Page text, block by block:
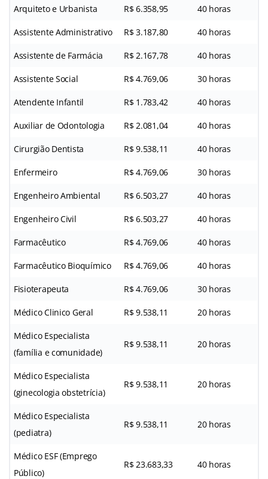
Arquiteto e Urbanista R$ 6.358,95 40 horas
Assistente Administrativo R$ 3.187,80 40 horas
Assistente de Farmácia R$ 2.167,78 40 horas
Assistente Social R$ 4.769,06 30 horas
Atendente Infantil R$ 1.783,42 40 horas
Auxiliar de Odontologia R$ 2.081,04 40 horas
Cirurgião Dentista R$ 9.538,11 40 horas
Enfermeiro R$ 4.769,06 30 horas
Engenheiro Ambiental R$ 6.503,27 40 horas
Engenheiro Civil R$ 6.503,27 40 horas
Farmacêutico R$ 4.769,06 40 horas
Farmacêutico Bioquímico R$ 4.769,06 40 horas
Fisioterapeuta R$ 4.769,06 30 horas
Médico Clinico Geral R$ 9.538,11 20 horas
Médico Especialista
(família e comunidade)
R$ 9.538,11 20 horas
Médico Especialista
(ginecologia obstetrícia)
R$ 9.538,11 20 horas
Médico Especialista
(pediatra)
R$ 9.538,11 20 horas
Médico ESF (Emprego
Público)
R$ 23.683,33 40 horas